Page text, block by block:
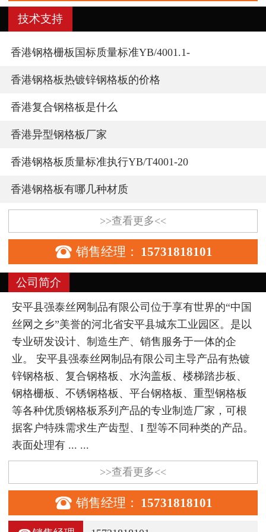
技术支持
香港钢格栅板国标质量标准YB/4001.1-
香港钢格板热镀锌钢格板的价格
香港复合钢格板是什么
香港异型钢格板厂家
香港钢格板质量标准执行YB/T4001-20
香港钢格板有哪几种材质
>>查看更多<<
 销售经理： 15731818101
公司简介
安平县强泰丝网制品有限公司位于享有世界的“中国
丝网之乡”美誉的河北省安平县城东工业园区。是以
专业研发设计、制造生产、销售服务于一体的企
业。 安平县强泰丝网制品有限公司主导产品有热镀
锌钢格板、复合钢格板、水沟盖板、楼梯踏步板、
钢格栅板、不锈钢格板、平台钢格板、重型钢格板
等各种优质钢格板系列产品的专业制造厂家，可根
据客户特殊需求生产齿型、I 型等不同种类的产品。
表面处理有 ... ...
>>查看更多<<
 销售经理： 15731818101